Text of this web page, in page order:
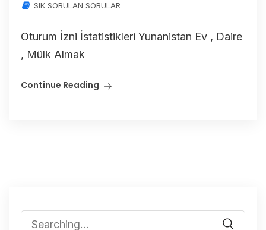
SIK SORULAN SORULAR
Oturum İzni İstatistikleri Yunanistan Ev , Daire
, Mülk Almak
Continue Reading